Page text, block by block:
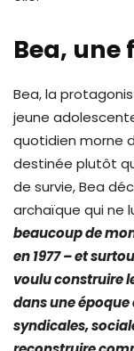
Bea, une
Bea, la
jeune
quotidien morne
destinée plutôt
de survie, Bea
archaïque qui ne
beaucoup de
en 1977 – et
voulu construire
dans une
syndicales,